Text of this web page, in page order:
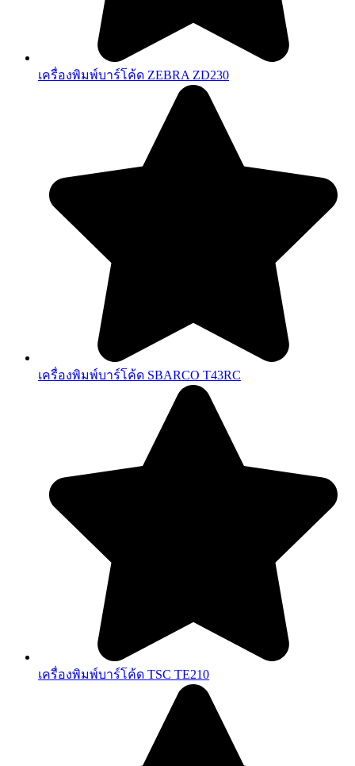
เครื่องพิมพ์บาร์โค้ด ZEBRA ZD230
เครื่องพิมพ์บาร์โค้ด SBARCO T43RC
เครื่องพิมพ์บาร์โค้ด TSC TE210